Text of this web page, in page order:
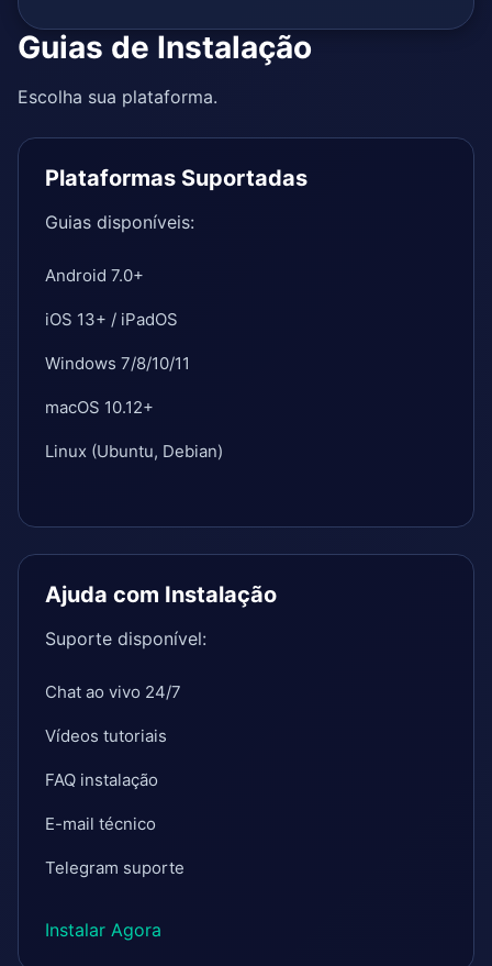
Guias de Instalação
Escolha sua plataforma.
Plataformas Suportadas
Guias disponíveis:
Android 7.0+
iOS 13+ / iPadOS
Windows 7/8/10/11
macOS 10.12+
Linux (Ubuntu, Debian)
Ajuda com Instalação
Suporte disponível:
Chat ao vivo 24/7
Vídeos tutoriais
FAQ instalação
E-mail técnico
Telegram suporte
Instalar Agora